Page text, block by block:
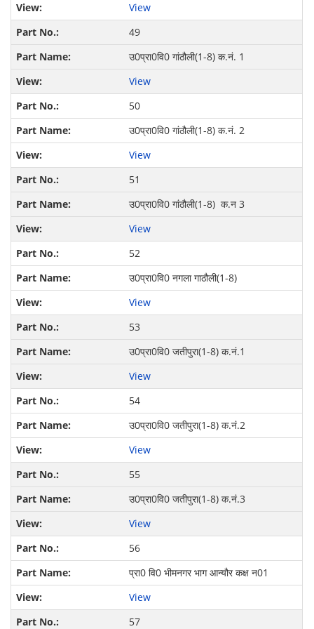
View
49
उ0प्रा0वि0 गांठौली(1-8) क.नं. 1
View
50
उ0प्रा0वि0 गांठौली(1-8) क.नं. 2
View
51
उ0प्रा0वि0 गांठौली(1-8) क.न 3
View
52
उ0प्रा0वि0 नगला गाठौली(1-8)
View
53
उ0प्रा0वि0 जतीपुरा(1-8) क.नं.1
View
54
उ0प्रा0वि0 जतीपुरा(1-8) क.नं.2
View
55
उ0प्रा0वि0 जतीपुरा(1-8) क.नं.3
View
56
प्रा0 वि0 भीमनगर भाग आन्यौर कक्ष न01
View
57